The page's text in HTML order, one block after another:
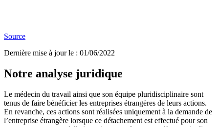
Source
Dernière mise à jour le : 01/06/2022
Notre analyse juridique
Le médecin du travail ainsi que son équipe pluridisciplinaire sont
tenus de faire bénéficier les entreprises étrangères de leurs actions.
En revanche, ces actions sont réalisées uniquement à la demande de
l’entreprise étrangère lorsque ce détachement est effectué pour son